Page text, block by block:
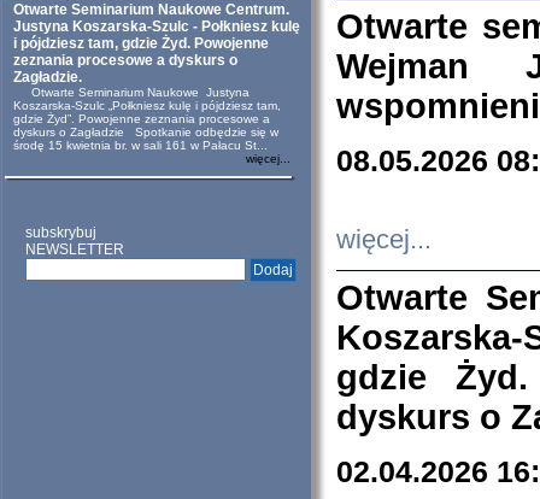
Otwarte Seminarium Naukowe Centrum.
Justyna Koszarska-Szulc - Połkniesz kulę
i pójdziesz tam, gdzie Żyd. Powojenne
zeznania procesowe a dyskurs o
Zagładzie.
Otwarte Seminarium Naukowe Justyna
Koszarska-Szulc „Połkniesz kulę i pójdziesz tam,
gdzie Żyd”. Powojenne zeznania procesowe a
dyskurs o Zagładzie Spotkanie odbędzie się w
środę 15 kwietnia br. w sali 161 w Pałacu St...
więcej...
subskrybuj
NEWSLETTER
Otwarte
Wejman
08.05.2026
więcej...
Otwarte
Koszarska-
gdzie
dyskurs o
02.04.2026